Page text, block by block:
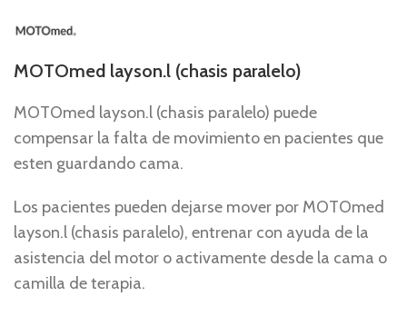
MOTOmed layson.l (chasis paralelo)
MOTOmed layson.l (chasis paralelo) puede
compensar la falta de movimiento en pacientes que
esten guardando cama.
Los pacientes pueden dejarse mover por MOTOmed
layson.l (chasis paralelo), entrenar con ayuda de la
asistencia del motor o activamente desde la cama o
camilla de terapia.